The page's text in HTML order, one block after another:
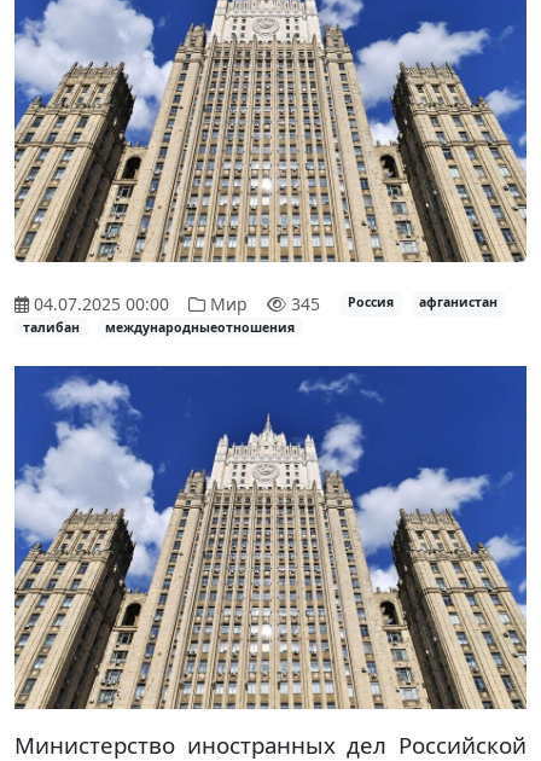
04.07.2025 00:00 Мир 345 Россия
афганистан
талибан
международныеотношения
Министерство иностранных дел Российской